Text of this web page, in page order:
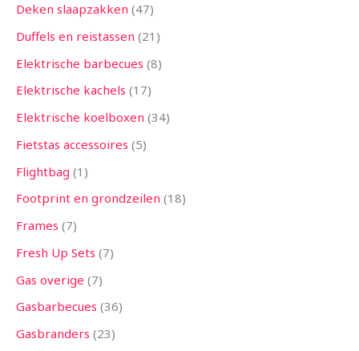
Deken slaapzakken 47
Duffels en reistassen 21
Elektrische barbecues 8
Elektrische kachels 17
Elektrische koelboxen 34
Fietstas accessoires 5
Flightbag 1
Footprint en grondzeilen 18
Frames 7
Fresh Up Sets 7
Gas overige 7
Gasbarbecues 36
Gasbranders 23